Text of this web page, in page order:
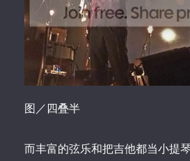
图／四叠半
而丰富的弦乐和把吉他都当小提